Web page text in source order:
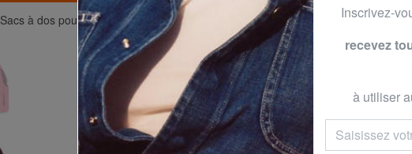
Sacs à dos pour l'École & les Loisirs EASTPAK
Inscrivez-
recevez
à utiliser